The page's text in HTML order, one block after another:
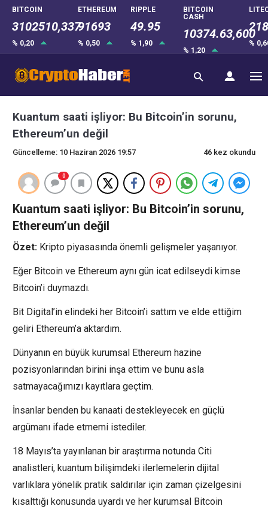
BITCOIN
3102510,337
% 0,20
ETHEREUM
91693
% 0,50
RIPPLE
49.95
% 1,90
BITCOIN
CASH
10374.63,600
% 1,20
%
Kuantum saati işliyor: Bu Bitcoin’in sorunu,
Ethereum’un değil
Güncelleme: 10 Haziran 2026 19:57 46 kez okundu
0
Kuantum saati işliyor: Bu Bitcoin’in sorunu,
Ethereum’un değil
Özet: Kripto piyasasında önemli gelişmeler yaşanıyor.
Eğer Bitcoin ve Ethereum aynı gün icat edilseydi kimse
Bitcoin’i duymazdı.
Bit Digital’in elindeki her Bitcoin’i sattım ve elde ettiğim
geliri Ethereum’a aktardım.
Dünyanın en büyük kurumsal Ethereum hazine
pozisyonlarından birini inşa ettim ve bunu asla
satmayacağımızı kayıtlara geçtim.
İnsanlar benden bu kanaati destekleyecek en güçlü
argümanı ifade etmemi istediler.
18 Mayıs’ta yayınlanan bir araştırma notunda Citi
analistleri, kuantum bilişimdeki ilerlemelerin dijital
varlıklara yönelik pratik saldırılar için zaman çizelgesini
kısalttığı konusunda uyardı ve her kurumsal Bitcoin